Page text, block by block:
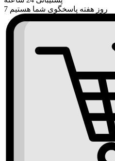
7 روز هفته پاسخگوی شما هستیم